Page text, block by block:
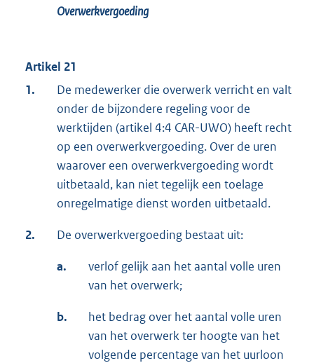
Overwerkvergoeding
Artikel 21
1.
De medewerker die overwerk verricht en valt
onder de bijzondere regeling voor de
werktijden (artikel 4:4 CAR-UWO) heeft recht
op een overwerkvergoeding. Over de uren
waarover een overwerkvergoeding wordt
uitbetaald, kan niet tegelijk een toelage
onregelmatige dienst worden uitbetaald.
2. De overwerkvergoeding bestaat uit:
a.
verlof gelijk aan het aantal volle uren
van het overwerk;
b.
het bedrag over het aantal volle uren
van het overwerk ter hoogte van het
volgende percentage van het uurloon